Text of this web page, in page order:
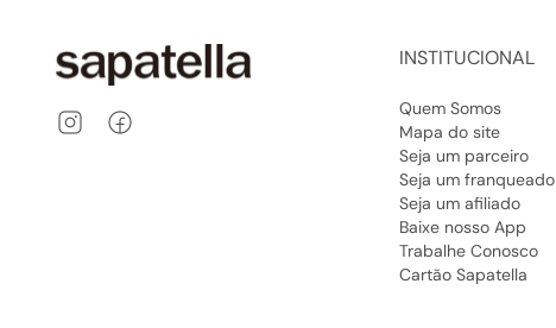
INSTITUCIONAL
Quem Somos
Mapa do site
Seja um parceiro
Seja um franqueado
Seja um afiliado
Baixe nosso App
Trabalhe Conosco
Cartão Sapatella